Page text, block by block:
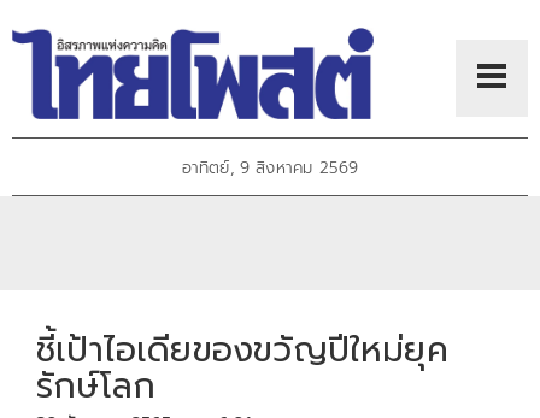
อาทิตย์, 9 สิงหาคม 2569
ชี้เป้าไอเดียของขวัญปีใหม่ยุค
รักษ์โลก